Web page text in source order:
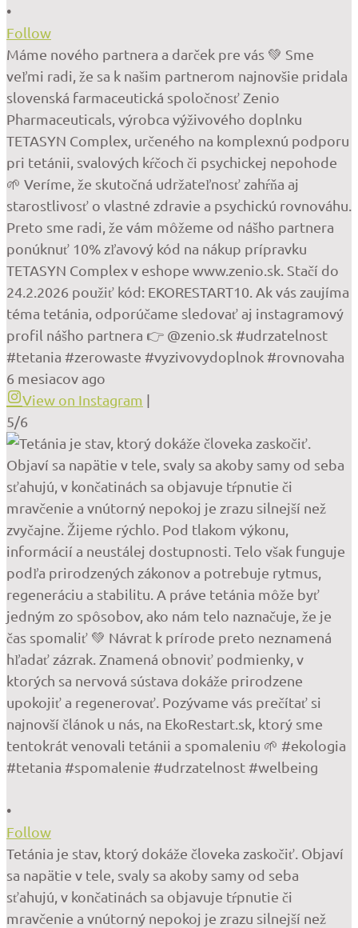
•
Follow
Máme nového partnera a darček pre vás 💚 Sme
veľmi radi, že sa k našim partnerom najnovšie pridala
slovenská farmaceutická spoločnosť Zenio
Pharmaceuticals, výrobca výživového doplnku
TETASYN Complex, určeného na komplexnú podporu
pri tetánii, svalových kŕčoch či psychickej nepohode
🌱 Veríme, že skutočná udržateľnosť zahŕňa aj
starostlivosť o vlastné zdravie a psychickú rovnováhu.
Preto sme radi, že vám môžeme od nášho partnera
ponúknuť 10% zľavový kód na nákup prípravku
TETASYN Complex v eshope www.zenio.sk. Stačí do
24.2.2026 použiť kód: EKORESTART10. Ak vás zaujíma
téma tetánia, odporúčame sledovať aj instagramový
profil nášho partnera 👉 @zenio.sk #udrzatelnost
#tetania #zerowaste #vyzivovydoplnok #rovnovaha
6 mesiacov ago
View on Instagram |
5/6
•
Follow
Tetánia je stav, ktorý dokáže človeka zaskočiť. Objaví
sa napätie v tele, svaly sa akoby samy od seba
sťahujú, v končatinách sa objavuje tŕpnutie či
mravčenie a vnútorný nepokoj je zrazu silnejší než